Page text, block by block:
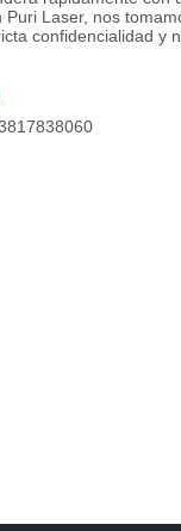
Laser, nos
confidencialidad y